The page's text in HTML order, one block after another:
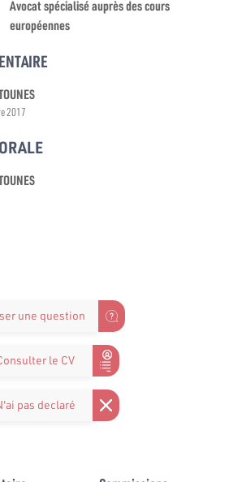
Avocat spécialisé auprès des cours
européennes
2017
une question
le CV
pas declaré